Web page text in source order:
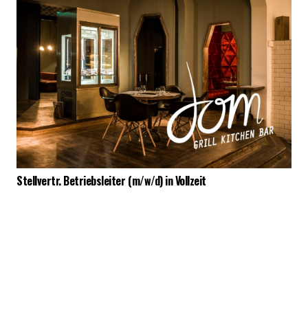
Stellvertr. Betriebsleiter (m/w/d) in Vollzeit